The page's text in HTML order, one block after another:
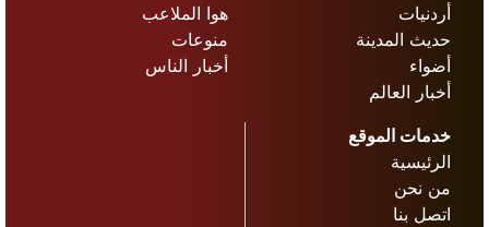
أردنيات
حديث المدينة
أضواء
أخبار العالم
هوا الملاعب
منوعات
أخبار الناس
خدمات الموقع
الرئيسية
من نحن
اتصل بنا